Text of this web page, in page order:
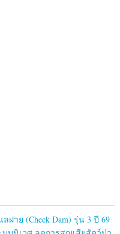
าย (Check Dam) รุ่น 3 ปี 69